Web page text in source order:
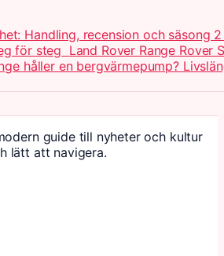
Handling, recension och säsong
för steg Land Rover Range
håller en bergvärmepump?
guide till nyheter och kultur
lätt att navigera.